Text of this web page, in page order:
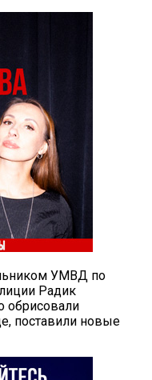
УМВД по
Радик
обрисовали
поставили новые